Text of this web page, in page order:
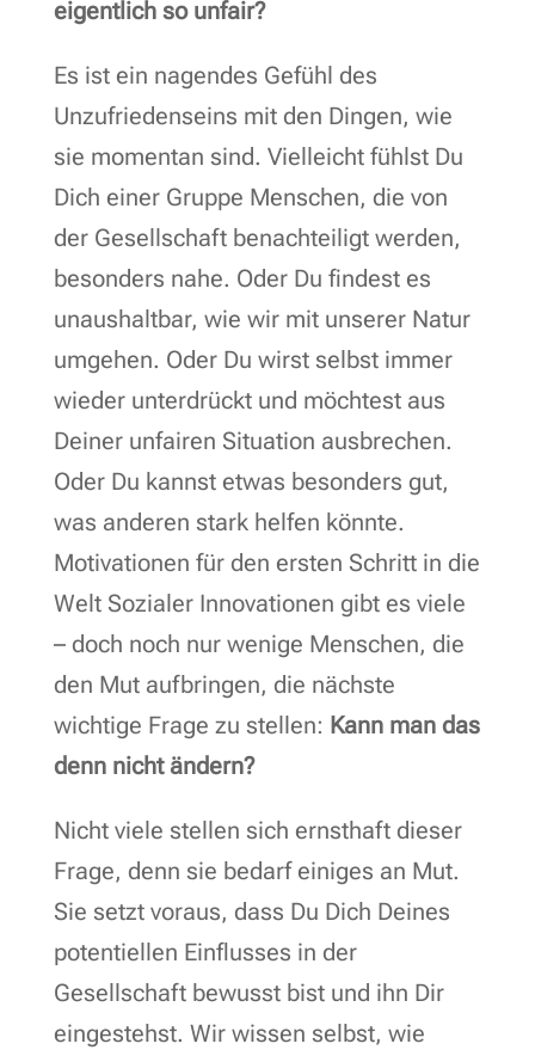
eigentlich so unfair?
Es ist ein nagendes Gefühl des
Unzufriedenseins mit den Dingen, wie
sie momentan sind. Vielleicht fühlst Du
Dich einer Gruppe Menschen, die von
der Gesellschaft benachteiligt werden,
besonders nahe. Oder Du findest es
unaushaltbar, wie wir mit unserer Natur
umgehen. Oder Du wirst selbst immer
wieder unterdrückt und möchtest aus
Deiner unfairen Situation ausbrechen.
Oder Du kannst etwas besonders gut,
was anderen stark helfen könnte.
Motivationen für den ersten Schritt in die
Welt Sozialer Innovationen gibt es viele
– doch noch nur wenige Menschen, die
den Mut aufbringen, die nächste
wichtige Frage zu stellen: Kann man das
denn nicht ändern?
Nicht viele stellen sich ernsthaft dieser
Frage, denn sie bedarf einiges an Mut.
Sie setzt voraus, dass Du Dich Deines
potentiellen Einflusses in der
Gesellschaft bewusst bist und ihn Dir
eingestehst. Wir wissen selbst, wie